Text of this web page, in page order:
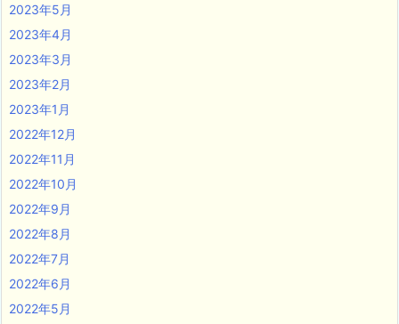
2023年5月
2023年4月
2023年3月
2023年2月
2023年1月
2022年12月
2022年11月
2022年10月
2022年9月
2022年8月
2022年7月
2022年6月
2022年5月